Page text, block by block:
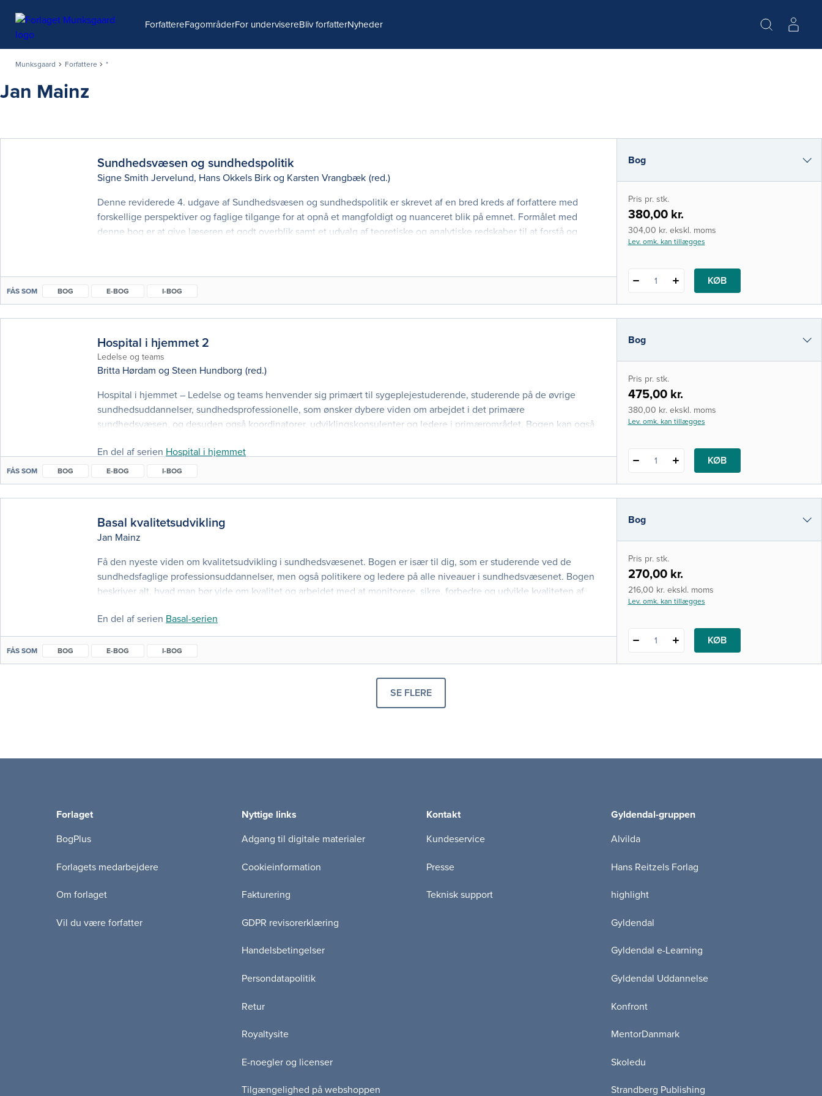
ForfattereFagområderFor undervisereBliv forfatterNyheder
Munksgaard Forfattere *
Jan Mainz
Sundhedsvæsen og sundhedspolitik
Signe Smith Jervelund, Hans Okkels Birk og Karsten Vrangbæk (red.)
Denne reviderede 4. udgave af Sundhedsvæsen og sundhedspolitik er skrevet af en bred kreds af forfattere med
forskellige perspektiver og faglige tilgange for at opnå et mangfoldigt og nuanceret blik på emnet. Formålet med
denne bog er at give læseren et godt overblik samt et udvalg af teoretiske og analytiske redskaber til at forstå og
FÅS SOM BOG E-BOG I-BOG
Bog
e-bog
i-bog
Pris pr. stk.
380,00 kr.
304,00 kr. ekskl. moms
Lev. omk. kan tillægges
1 KØB
Hospital i hjemmet 2
Ledelse og teams
Britta Hørdam og Steen Hundborg (red.)
Hospital i hjemmet – Ledelse og teams henvender sig primært til sygeplejestuderende, studerende på de øvrige
sundhedsuddannelser, sundhedsprofessionelle, som ønsker dybere viden om arbejdet i det primære
sundhedsvæsen, og desuden også koordinatorer, udviklingskonsulenter og ledere i primærområdet. Bogen kan også
En del af serien Hospital i hjemmet
FÅS SOM BOG E-BOG I-BOG
Bog
e-bog
i-bog
Pris pr. stk.
475,00 kr.
380,00 kr. ekskl. moms
Lev. omk. kan tillægges
1 KØB
Basal kvalitetsudvikling
Jan Mainz
Få den nyeste viden om kvalitetsudvikling i sundhedsvæsenet. Bogen er især til dig, som er studerende ved de
sundhedsfaglige professionsuddannelser, men også politikere og ledere på alle niveauer i sundhedsvæsenet. Bogen
beskriver alt, hvad man bør vide om kvalitet og arbejdet med at monitorere, sikre, forbedre og udvikle kvaliteten af
En del af serien Basal-serien
FÅS SOM BOG E-BOG I-BOG
Bog
e-bog
i-bog
Pris pr. stk.
270,00 kr.
216,00 kr. ekskl. moms
Lev. omk. kan tillægges
1 KØB
SE FLERE
PRODUKTER
Forlaget
BogPlus
Forlagets medarbejdere
Om forlaget
Vil du være forfatter
Nyttige links
Adgang til digitale materialer
Cookieinformation
Fakturering
GDPR revisorerklæring
Handelsbetingelser
Persondatapolitik
Retur
Royaltysite
E-noegler og licenser
Tilgængelighed på webshoppen
Kontakt
Kundeservice
Presse
Teknisk support
Gyldendal-gruppen
Alvilda
Hans Reitzels Forlag
highlight
Gyldendal
Gyldendal e-Learning
Gyldendal Uddannelse
Konfront
MentorDanmark
Skoledu
Strandberg Publishing